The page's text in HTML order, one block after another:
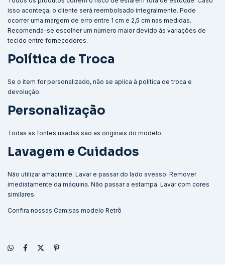
isso aconteça, o cliente será reembolsado integralmente. Pode
ocorrer uma margem de erro entre 1 cm e 2,5 cm nas medidas.
Recomenda-se escolher um número maior devido às variações de
tecido entre fornecedores.
Política de Troca
Se o item for personalizado, não se aplica à política de troca e
devolução.
Personalização
Todas as fontes usadas são as originais do modelo.
Lavagem e Cuidados
Não utilizar amaciante. Lavar e passar do lado avesso. Remover
imediatamente da máquina. Não passar a estampa. Lavar com cores
similares.
Confira nossas Camisas modelo Retrô